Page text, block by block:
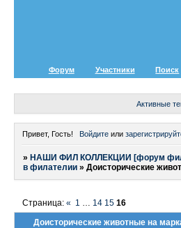
Форум Участники Поиск
Активные
Привет, Гость! Войдитеили
» НАШИ ФИЛ КОЛЛЕКЦИИ [форум
в филателии »Доисторические
Доисторические животные на
Страница:« 1 14 15 16